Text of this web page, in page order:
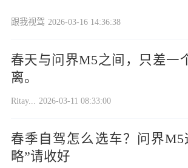
跟我视驾 2026-03-16 14:36:38
春天与问界M5之间，只差一
离。
Ritay... 2026-03-11 08:33:00
春季自驾怎么选车？问界M5
略”请收好